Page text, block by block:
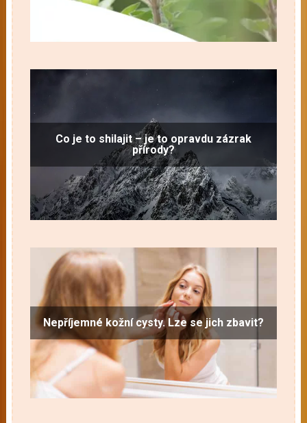
Co je to shilajit – je to opravdu zázrak
přírody?
Nepříjemné kožní cysty. Lze se jich zbavit?